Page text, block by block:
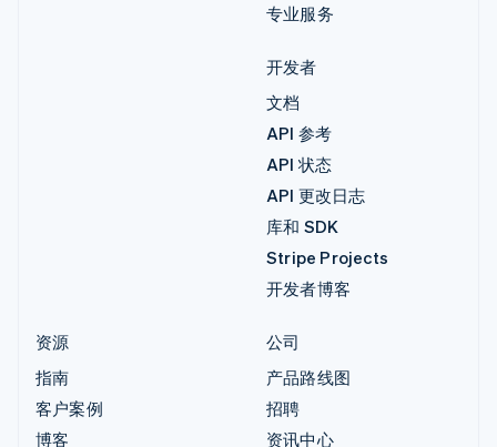
专业服务
开发者
文档
API 参考
API 状态
API 更改日志
库和 SDK
Stripe Projects
开发者博客
资源
指南
客户案例
博客
公司
产品路线图
招聘
资讯中心